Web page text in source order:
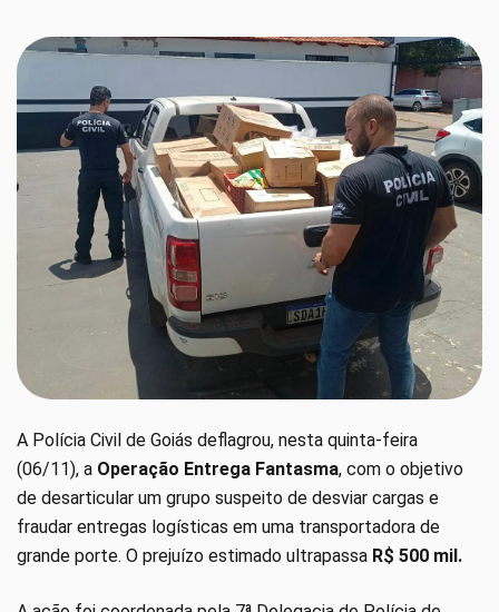
A Polícia Civil de Goiás deflagrou, nesta quinta-feira
(06/11), a Operação Entrega Fantasma, com o objetivo
de desarticular um grupo suspeito de desviar cargas e
fraudar entregas logísticas em uma transportadora de
grande porte. O prejuízo estimado ultrapassa R$ 500 mil.